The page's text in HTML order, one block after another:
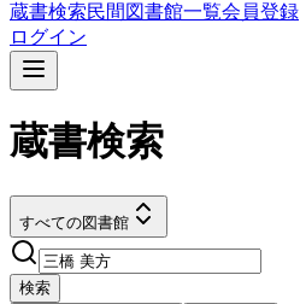
蔵書検索民間図書館一覧会員登録
ログイン
蔵書検索
すべての図書館
検索